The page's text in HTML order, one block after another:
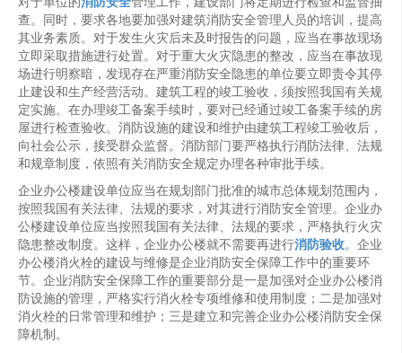
查。同时，要求各地要加强对建筑消防安全管理人员的培训，提高
其业务素质。对于发生火灾后未及时报告的问题，应当在事故现场
立即采取措施进行处置。对于重大火灾隐患的整改，应当在事故现
场进行明察暗，发现存在严重消防安全隐患的单位要立即责令其停
止建设和生产经营活动。建筑工程的竣工验收，须按照我国有关规
定实施。在办理竣工备案手续时，要对已经通过竣工备案手续的房
屋进行检查验收。消防设施的建设和维护由建筑工程竣工验收后，
向社会公示，接受群众监督。消防部门要严格执行消防法律、法规
和规章制度，依照有关消防安全规定办理各种审批手续。
企业办公楼建设单位应当在规划部门批准的城市总体规划范围内，
按照我国有关法律、法规的要求，对其进行消防安全管理。企业办
公楼建设单位应当按照我国有关法律、法规的要求，严格执行火灾
隐患整改制度。这样，企业办公楼就不需要再进行消防验收。企业
办公楼消火栓的建设与维修是企业消防安全保障工作中的重要环
节。企业消防安全保障工作的重要部分是一是加强对企业办公楼消
防设施的管理，严格实行消火栓专项维修和使用制度；二是加强对
消火栓的日常管理和维护；三是建立和完善企业办公楼消防安全保
障机制。